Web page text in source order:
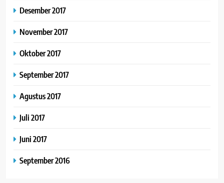
Desember 2017
November 2017
Oktober 2017
September 2017
Agustus 2017
Juli 2017
Juni 2017
September 2016